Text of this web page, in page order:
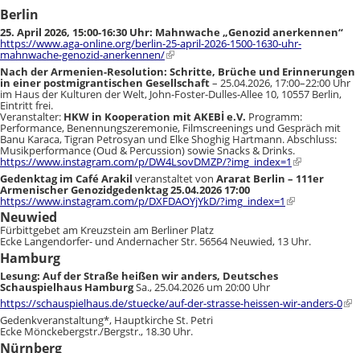
Berlin
25. April 2026, 15:00-16:30 Uhr: Mahnwache „Genozid anerkennen“
https://www.aga-online.org/berlin-25-april-2026-1500-1630-uhr-
mahnwache-genozid-anerkennen/
Nach der Armenien-Resolution: Schritte, Brüche und Erinnerungen
in einer postmigrantischen Gesellschaft– 25.04.2026, 17:00–22:00 Uhr
im Haus der Kulturen der Welt, John-Foster-Dulles-Allee 10, 10557 Berlin,
Eintritt frei.
Veranstalter: HKW in Kooperation mitAKEBİ e.V. Programm:
Performance, Benennungszeremonie, Filmscreenings und Gespräch mit
Banu Karaca, Tigran Petrosyan und Elke Shoghig Hartmann.Abschluss:
Musikperformance (Oud & Percussion) sowie Snacks & Drinks.
https://www.instagram.com/p/DW4LsovDMZP/?img_index=1
Gedenktag im Café Arakil veranstaltet von Ararat Berlin – 111er
Armenischer Genozidgedenktag 25.04.2026 17:00
https://www.instagram.com/p/DXFDAOYjYkD/?img_index=1
Neuwied
Fürbittgebet am Kreuzstein am Berliner Platz
Ecke Langendorfer- und Andernacher Str. 56564 Neuwied, 13 Uhr.
Hamburg
Lesung: Auf der Straße heißen wir anders, Deutsches
Schauspielhaus HamburgSa., 25.04.2026 um 20:00 Uhr
https://schauspielhaus.de/stuecke/auf-der-strasse-heissen-wir-anders-0
Gedenkveranstaltung*, Hauptkirche St. Petri
Ecke Mönckebergstr./Bergstr., 18.30 Uhr.
Nürnberg